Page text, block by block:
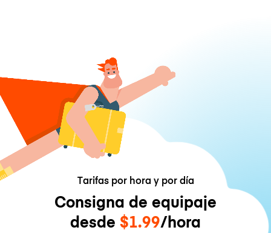
Tarifas por hora y por día
Consigna de equipaje
desde $1.99/hora